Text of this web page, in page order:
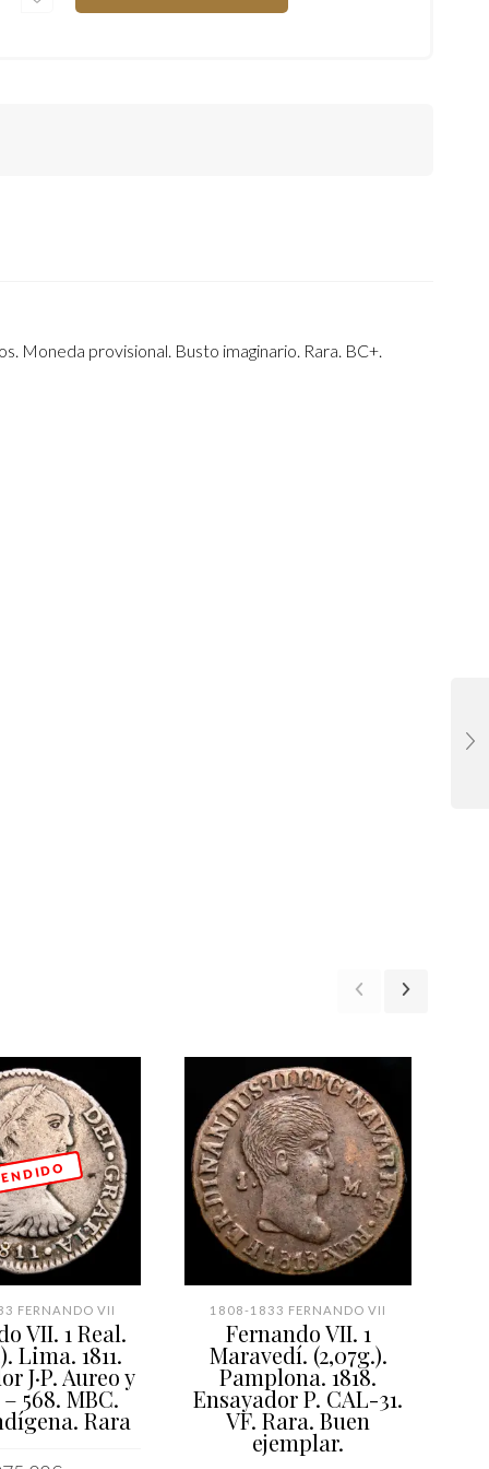
CANTIDAD
Moneda provisional. Busto imaginario. Rara. BC+.
N D I D O
FERNANDO VII
VII. 1 Real.
Lima. 1811.
J·P. Aureo y
568. MBC.
Rara
1808-1833 FERNANDO VII
Fernando VII. 1
Maravedí. (2,07g.).
Pamplona. 1818.
Ensayador P. CAL-31.
VF. Rara. Buen
ejemplar.